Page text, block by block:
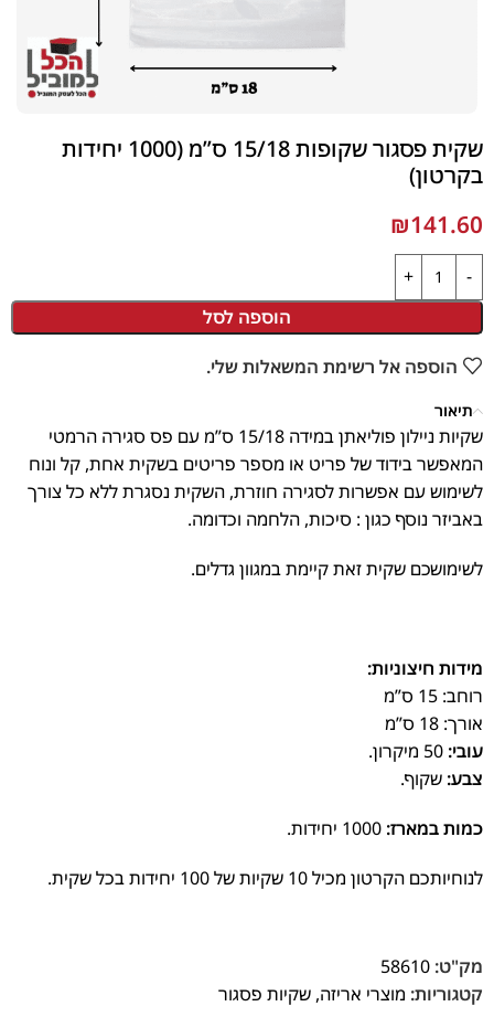
שקית פסגור שקופות 15/18 ס”מ (1000 יחידות
בקרטון)
₪141.60
הוספה לסל
הוספה אל רשימת המשאלות שלי.
תיאור
שקיות ניילון פוליאתן במידה 15/18 ס”מ עם פס סגירה הרמטי
המאפשר בידוד של פריט או מספר פריטים בשקית אחת, קל ונוח
לשימוש עם אפשרות לסגירה חוזרת, השקית נסגרת ללא כל צורך
באביזר נוסף כגון : סיכות, הלחמה וכדומה.
לשימושכם שקית זאת קיימת במגוון גדלים.
מידות חיצוניות:
רוחב: 15 ס”מ
אורך: 18 ס”מ
עובי: 50 מיקרון.
צבע: שקוף.
כמות במארז: 1000 יחידות.
לנוחיותכם הקרטון מכיל 10 שקיות של 100 יחידות בכל שקית.
מק"ט: 58610
קטגוריות: מוצרי אריזה, שקיות פסגור